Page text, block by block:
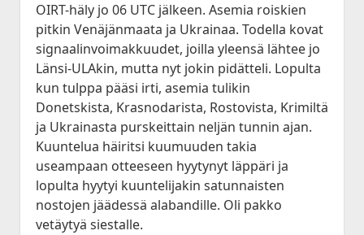
OIRT-häly jo 06 UTC jälkeen. Asemia roiskien
pitkin Venäjänmaata ja Ukrainaa. Todella kovat
signaalinvoimakkuudet, joilla yleensä lähtee jo
Länsi-ULAkin, mutta nyt jokin pidätteli. Lopulta
kun tulppa pääsi irti, asemia tulikin
Donetskista, Krasnodarista, Rostovista, Krimiltä
ja Ukrainasta purskeittain neljän tunnin ajan.
Kuuntelua häiritsi kuumuuden takia
useampaan otteeseen hyytynyt läppäri ja
lopulta hyytyi kuuntelijakin satunnaisten
nostojen jäädessä alabandille. Oli pakko
vetäytyä siestalle.